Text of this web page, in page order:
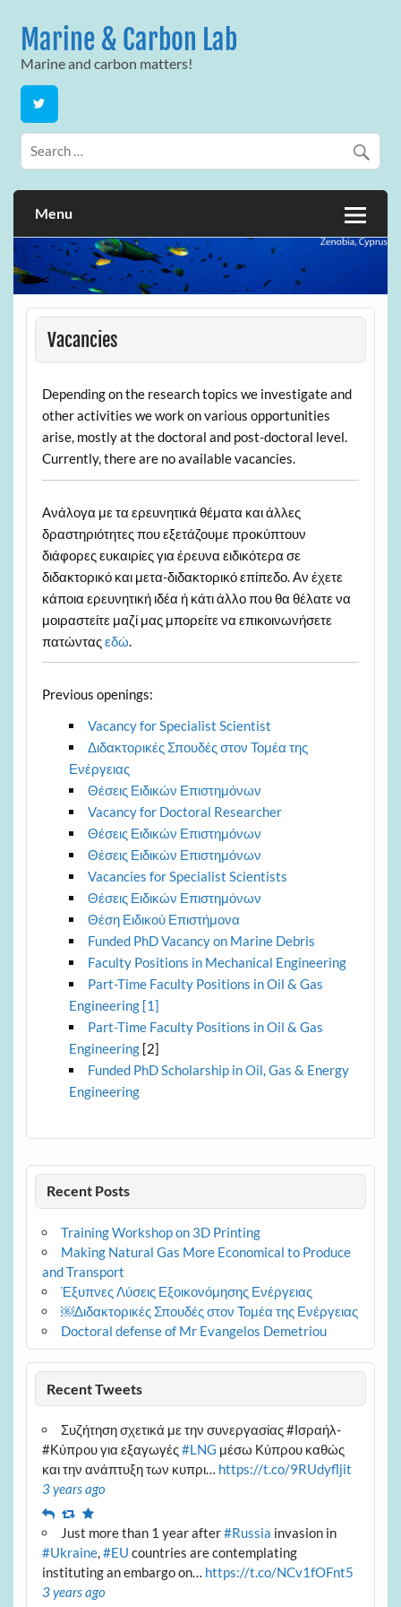
contentMarine & Carbon Lab
Marine and carbon matters!
Menu
Vacancies
Depending on the research topics we investigate and
other activities we work on various opportunities
arise, mostly at the doctoral and post-doctoral level.
Currently, there are no available vacancies.
Ανάλογα με τα ερευνητικά θέματα και άλλες
δραστηριότητες που εξετάζουμε προκύπτουν
διάφορες ευκαιρίες για έρευνα ειδικότερα σε
διδακτορικό και μετα-διδακτορικό επίπεδο. Αν έχετε
κάποια ερευνητική ιδέα ή κάτι άλλο που θα θέλατε να
μοιραστείτε μαζί μας μπορείτε να επικοινωνήσετε
πατώνταςεδώ.
Previous openings:
Vacancy for Specialist Scientist
Διδακτορικές Σπουδές στον Τομέα της
Ενέργειας
Θέσεις Ειδικών Επιστημόνων
Vacancy for Doctoral Researcher
Θέσεις Ειδικών Επιστημόνων
Θέσεις Ειδικών Επιστημόνων
Vacancies for Specialist Scientists
Θέσεις Ειδικών Επιστημόνων
Θέση Ειδικού Επιστήμονα
Funded PhD Vacancy on Marine Debris
Faculty Positions in Mechanical Engineering
Part-Time Faculty Positions in Oil & Gas
Engineering [1]
Part-Time Faculty Positions in Oil & Gas
Engineering[2]
Funded PhD Scholarship in Oil, Gas & Energy
Engineering
Recent Posts
Training Workshop on 3D Printing
Making Natural Gas More Economical to Produce
and Transport
Έξυπνες Λύσεις Εξοικονόμησης Ενέργειας
￼Διδακτορικές Σπουδές στον Τομέα της Ενέργειας
Doctoral defense of Mr Evangelos Demetriou
Recent Tweets
Συζήτηση σχετικά με την συνεργασίας #Ισραήλ-
#Κύπρου για εξαγωγές#LNG μέσω Κύπρου καθώς
και την ανάπτυξη των κυπρι… https://t.co/9RUdyfljit
3 years ago
ReplyRetweet
Favourite
Just more than 1 year after#Russia invasion in
#Ukraine,#EU countries are contemplating
instituting an embargo on… https://t.co/NCv1fOFnt5
3 years ago